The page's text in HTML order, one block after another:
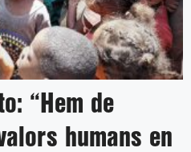
“Hem de
humans en